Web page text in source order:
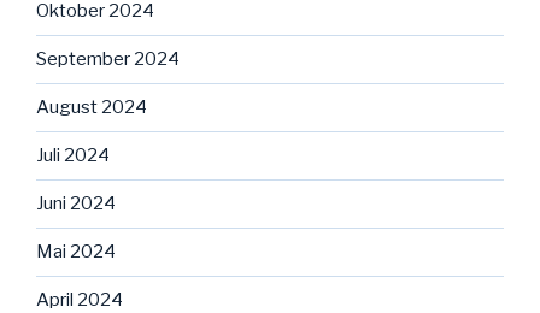
Oktober 2024
September 2024
August 2024
Juli 2024
Juni 2024
Mai 2024
April 2024